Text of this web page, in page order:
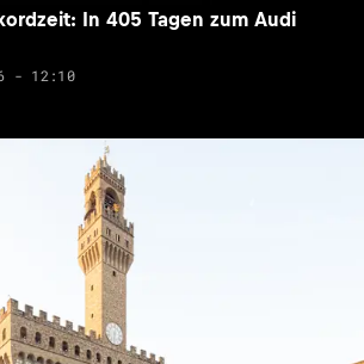
In 405 Tagen zum Audi
- 12:10